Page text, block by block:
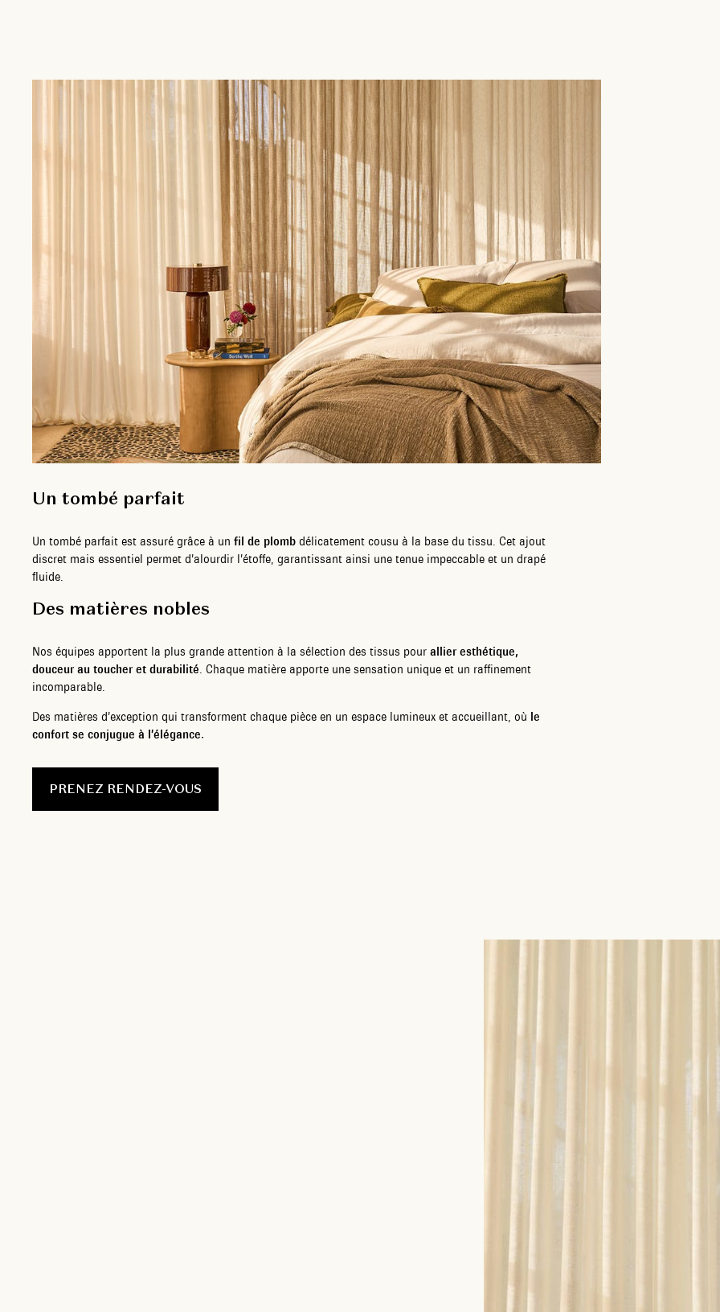
Un tombé parfait
Un tombé parfait est assuré grâce à un fil de plomb délicatement cousu à la base du tissu. Cet ajout
discret mais essentiel permet d’alourdir l’étoffe, garantissant ainsi une tenue impeccable et un drapé
fluide.
Des matières nobles
Nos équipes apportent la plus grande attention à la sélection des tissus pour allier esthétique,
douceur au toucher et durabilité. Chaque matière apporte une sensation unique et un raffinement
incomparable.
Des matières d’exception qui transforment chaque pièce en un espace lumineux et accueillant, où le
confort se conjugue à l’élégance.
PRENEZ RENDEZ-VOUS